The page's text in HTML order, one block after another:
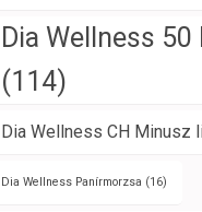
Dia Wellness
(114)
Dia Wellness CH Minusz
Dia Wellness Panírmorzsa (16)